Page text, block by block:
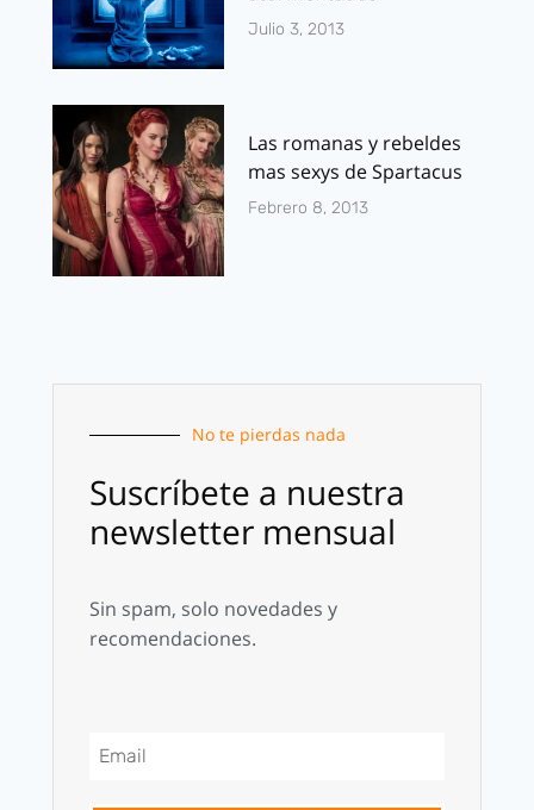
Julio 3, 2013
Las romanas y rebeldes
mas sexys de Spartacus
Febrero 8, 2013
No te pierdas nada
Suscríbete a nuestra
newsletter mensual
Sin spam, solo novedades y
recomendaciones.